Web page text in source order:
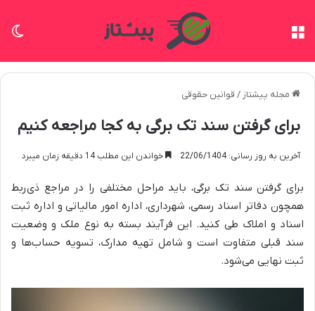
مجله پیشتاز / قوانین حقوقی
برای گرفتن سند تک برگی به کجا مراجعه کنیم
آخرین به روز رسانی: 22/06/1404 خواندن این مطلب 14 دقیقه زمان میبرد
برای گرفتن سند تک برگی، باید مراحل مختلفی را در مراجع ذی‌ربط
همچون دفاتر اسناد رسمی، شهرداری، اداره امور مالیاتی و اداره ثبت
اسناد و املاک طی کنید. این فرآیند بسته به نوع ملک و وضعیت
سند قبلی متفاوت است و شامل تهیه مدارک، تسویه حساب‌ها و
ثبت نهایی می‌شود.